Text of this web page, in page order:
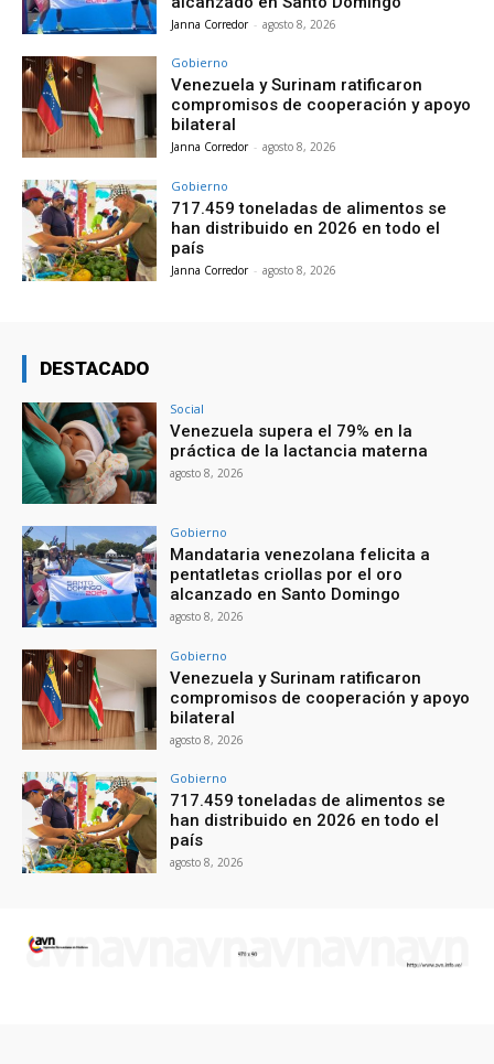
Janna Corredor - agosto 8, 2026
Gobierno
Venezuela y Surinam ratificaron
compromisos de cooperación y apoyo
bilateral
Janna Corredor - agosto 8, 2026
Gobierno
717.459 toneladas de alimentos se
han distribuido en 2026 en todo el
país
Janna Corredor - agosto 8, 2026
DESTACADO
Social
Venezuela supera el 79% en la
práctica de la lactancia materna
agosto 8, 2026
Gobierno
Mandataria venezolana felicita a
pentatletas criollas por el oro
alcanzado en Santo Domingo
agosto 8, 2026
Gobierno
Venezuela y Surinam ratificaron
compromisos de cooperación y apoyo
bilateral
agosto 8, 2026
Gobierno
717.459 toneladas de alimentos se
han distribuido en 2026 en todo el
país
agosto 8, 2026